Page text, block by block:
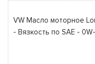
VW Масло моторное
- Вязкость по SAE -